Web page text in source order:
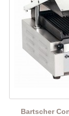
Bartscher